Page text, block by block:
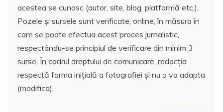
acestea se cunosc (autor, site, blog, platformă etc.).
Pozele și sursele sunt verificate, online, în măsura în
care se poate efectua acest proces jurnalistic,
respectându-se principiul de verificare din minim 3
surse. În cadrul dreptului de comunicare, redacția
respectă forma inițială a fotografiei și nu o va adapta
(modifica).